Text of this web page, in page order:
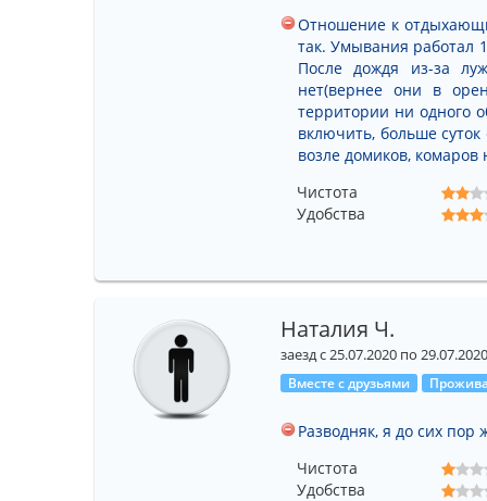
Отношение к
так. Умывания работал
После дождя из-за
нет(вернее они в
территории ни одного
включить, больше
возле домиков, комаров
Чистота
Удобства
Наталия Ч.
заезд с 25.07.2020 по 29.07.2020
Вместе с друзьями
Разводняк, я до сих пор
Чистота
Удобства